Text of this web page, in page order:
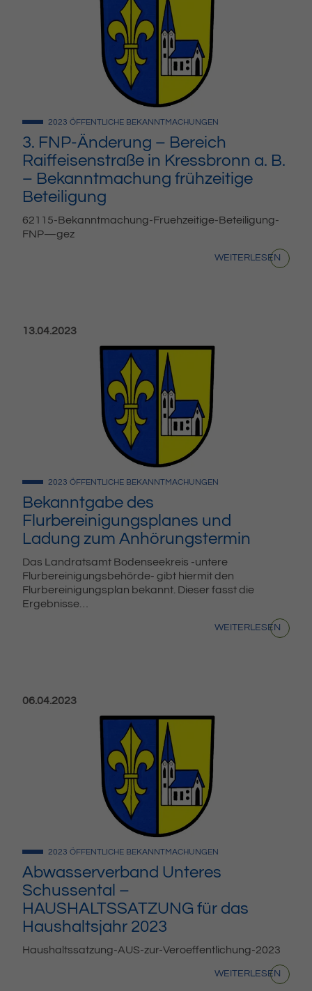
3. FNP-Änderung – Bereich
Raiffeisenstraße in Kressbronn a. B.
– Bekanntmachung frühzeitige
Beteiligung
2023 ÖFFENTLICHE BEKANNTMACHUNGEN
62115-Bekanntmachung-Fruehzeitige-Beteiligung-
FNP—gez
WEITERLESEN
Veröffentlicht am:
13.04.2023
Bekanntgabe des
Flurbereinigungsplanes und
Ladung zum Anhörungstermin
2023 ÖFFENTLICHE BEKANNTMACHUNGEN
Das Landratsamt Bodenseekreis -untere
Flurbereinigungsbehörde- gibt hiermit den
Flurbereinigungsplan bekannt. Dieser fasst die
Ergebnisse…
WEITERLESEN
Veröffentlicht am:
06.04.2023
Abwasserverband Unteres
Schussental –
HAUSHALTSSATZUNG für das
Haushaltsjahr 2023
2023 ÖFFENTLICHE BEKANNTMACHUNGEN
Haushaltssatzung-AUS-zur-Veroeffentlichung-2023
WEITERLESEN